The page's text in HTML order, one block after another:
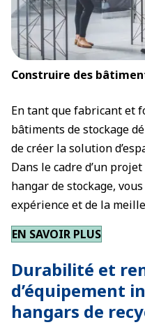
Construire des
En tant que fabricant et
bâtiments de stockage
de créer la solution
Dans le cadre d’un
hangar de stockage,
expérience et de la
EN SAVOIR PLUS
Durabilité et
d’équipement
hangars de